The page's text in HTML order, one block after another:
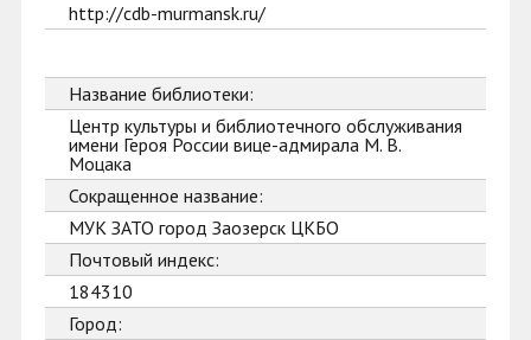
http://cdb-murmansk.ru/
Название библиотеки:
Центр культуры и библиотечного обслуживания
имени Героя России вице-адмирала М. В.
Моцака
Сокращенное название:
МУК ЗАТО город Заозерск ЦКБО
Почтовый индекс:
184310
Город: